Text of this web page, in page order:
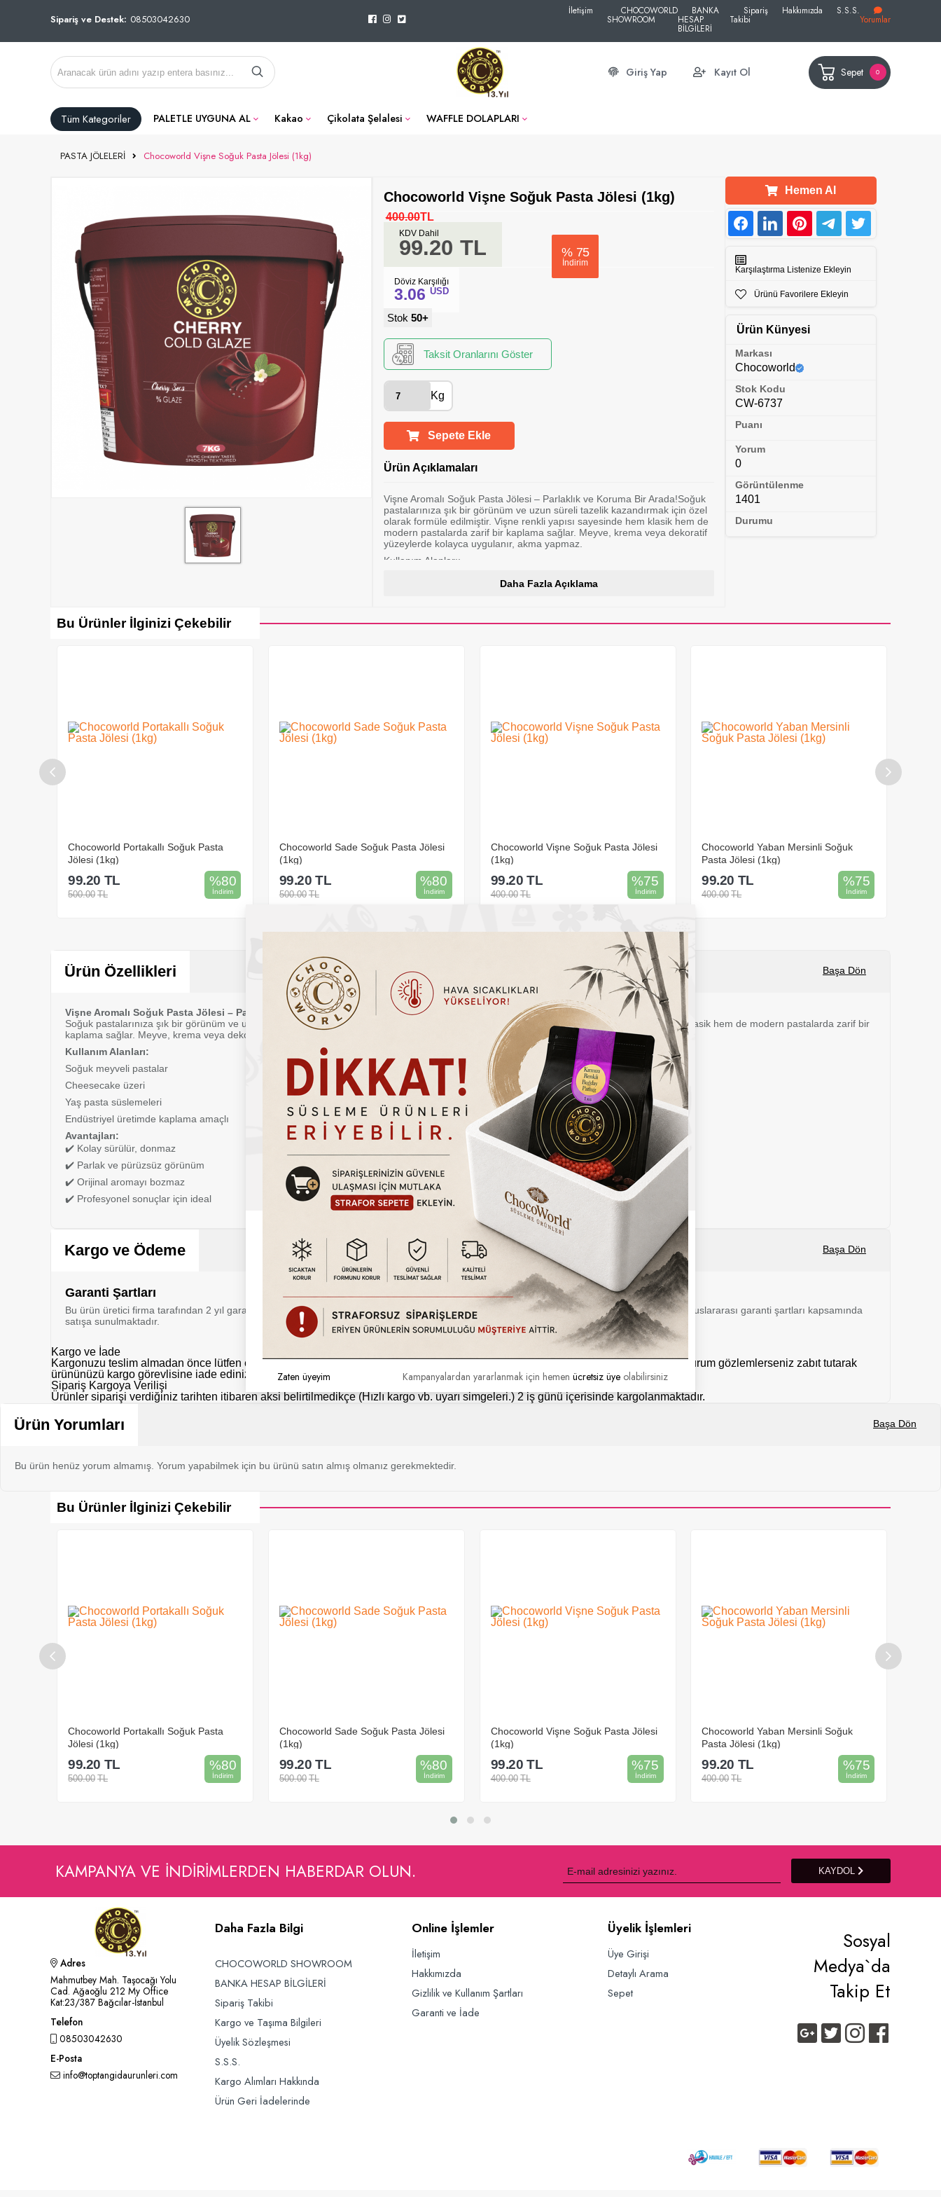
Sipariş ve Destek: 08503042630
İletişim CHOCOWORLD
SHOWROOM
BANKA
HESAP
BİLGİLERİ
Sipariş
Takibi
Hakkımızda S.S.S.
Yorumlar
Giriş Yap Kayıt Ol Sepet 0
Tüm Kategoriler PALETLE UYGUNA AL Kakao Çikolata Şelalesi WAFFLE DOLAPLARI
PASTA JÖLELERİ Chocoworld Vişne Soğuk Pasta Jölesi (1kg)
Chocoworld Vişne Soğuk Pasta Jölesi (1kg)
% 75
İndirim
400.00TL
99.20 TL
KDV Dahil
Döviz Karşılığı
3.06 USD
Stok 50+
Taksit Oranlarını Göster
Kg
Sepete Ekle
Ürün Açıklamaları
Vişne Aromalı Soğuk Pasta Jölesi – Parlaklık ve Koruma Bir Arada!Soğuk
pastalarınıza şık bir görünüm ve uzun süreli tazelik kazandırmak için özel
olarak formüle edilmiştir. Vişne renkli yapısı sayesinde hem klasik hem de
modern pastalarda zarif bir kaplama sağlar. Meyve, krema veya dekoratif
yüzeylerde kolayca uygulanır, akma yapmaz.
Kullanım Alanları:
Endüstriyel üretimde kaplama amaçlı
Daha Fazla Açıklama
Hemen Al
Karşılaştırma Listenize Ekleyin
Ürünü Favorilere Ekleyin
Ürün Künyesi
Markası
Chocoworld
Stok Kodu
CW-6737
Puanı
Yorum
0
Görüntülenme
1401
Durumu
Bu Ürünler İlginizi Çekebilir
Chocoworld Portakallı Soğuk Pasta
Jölesi (1kg)
%80
İndirim
99.20 TL
500.00 TL
Chocoworld Sade Soğuk Pasta Jölesi
(1kg)
%80
İndirim
99.20 TL
500.00 TL
Chocoworld Vişne Soğuk Pasta Jölesi
(1kg)
%75
İndirim
99.20 TL
400.00 TL
Chocoworld Yaban Mersinli Soğuk
Pasta Jölesi (1kg)
%75
İndirim
99.20 TL
400.00 TL
Ürün Özellikleri Başa Dön
Vişne Aromalı Soğuk Pasta Jölesi – Parlaklık ve Koruma Bir Arada!
Soğuk pastalarınıza şık bir görünüm ve uzun süreli tazelik kazandırmak için özel olarak formüle edilmiştir. Vişne renkli yapısı sayesinde hem klasik hem de modern pastalarda zarif bir
kaplama sağlar. Meyve, krema veya dekoratif yüzeylerde kolayca uygulanır, akma yapmaz.
Kullanım Alanları:
Soğuk meyveli pastalar
Cheesecake üzeri
Yaş pasta süslemeleri
Endüstriyel üretimde kaplama amaçlı
Avantajları:
✔️ Kolay sürülür, donmaz
✔️ Parlak ve pürüzsüz görünüm
✔️ Orijinal aromayı bozmaz
✔️ Profesyonel sonuçlar için ideal
Kargo ve Ödeme Başa Dön
Garanti Şartları
Bu ürün üretici firma tarafından 2 yıl garanti kapsamı altındadır. Ürün hasarlı kullanım, kullanıcı hataları vb. durumlar dışında 24 ay boyunca uluslararası garanti şartları kapsamında
satışa sunulmaktadır.
Kargo ve İade
Kargonuzu teslim almadan önce lütfen eksik, hasarlı ya da ayıplı olup olmadığını kontrol ediniz. Eğer kargonuzda normal dışı bir durum gözlemlerseniz zabıt tutarak
ürününüzü kargo görevlisine iade ediniz.
Sipariş Kargoya Verilişi
Ürünler siparişi verdiğiniz tarihten itibaren aksi belirtilmedikçe (Hızlı kargo vb. uyarı simgeleri.) 2 iş günü içerisinde kargolanmaktadır.
Ürün Yorumları Başa Dön
Bu ürün henüz yorum almamış. Yorum yapabilmek için bu ürünü satın almış olmanız gerekmektedir.
Bu Ürünler İlginizi Çekebilir
Chocoworld Portakallı Soğuk Pasta
Jölesi (1kg)
%80
İndirim
99.20 TL
500.00 TL
Chocoworld Sade Soğuk Pasta Jölesi
(1kg)
%80
İndirim
99.20 TL
500.00 TL
Chocoworld Vişne Soğuk Pasta Jölesi
(1kg)
%75
İndirim
99.20 TL
400.00 TL
Chocoworld Yaban Mersinli Soğuk
Pasta Jölesi (1kg)
%75
İndirim
99.20 TL
400.00 TL
KAMPANYA VE INDIRIMLERDEN HABERDAR OLUN. KAYDOL
Adres
Mahmutbey Mah. Taşocağı Yolu
Cad. Ağaoğlu 212 My Office
Kat:23/387 Bağcılar-İstanbul
Telefon
08503042630
E-Posta
info@toptangidaurunleri.com
Daha Fazla Bilgi
CHOCOWORLD SHOWROOM
BANKA HESAP BİLGİLERİ
Sipariş Takibi
Kargo ve Taşıma Bilgileri
Üyelik Sözleşmesi
S.S.S.
Kargo Alımları Hakkında
Ürün Geri İadelerinde
Online İşlemler
İletişim
Hakkımızda
Gizlilik ve Kullanım Şartları
Garanti ve İade
Üyelik İşlemleri
Üye Girişi
Detaylı Arama
Sepet
Sosyal
Medya`da
Takip Et
Kampanyalardan yararlanmak için hemen ücretsiz üye olabilirsiniz
Zaten üyeyim